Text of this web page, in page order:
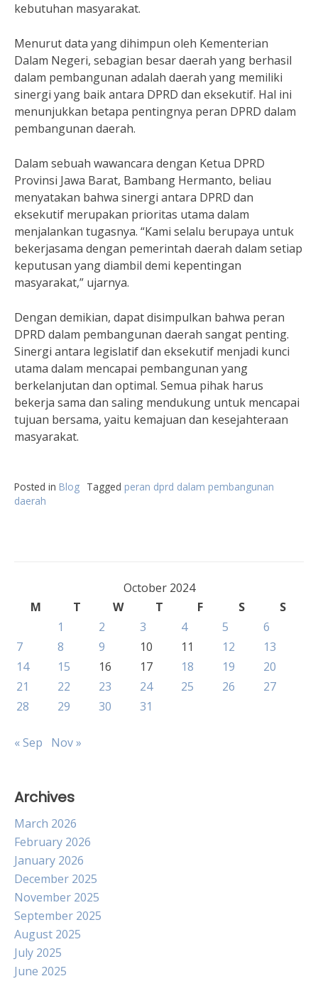
kebutuhan masyarakat.
Menurut data yang dihimpun oleh Kementerian
Dalam Negeri, sebagian besar daerah yang berhasil
dalam pembangunan adalah daerah yang memiliki
sinergi yang baik antara DPRD dan eksekutif. Hal ini
menunjukkan betapa pentingnya peran DPRD dalam
pembangunan daerah.
Dalam sebuah wawancara dengan Ketua DPRD
Provinsi Jawa Barat, Bambang Hermanto, beliau
menyatakan bahwa sinergi antara DPRD dan
eksekutif merupakan prioritas utama dalam
menjalankan tugasnya. “Kami selalu berupaya untuk
bekerjasama dengan pemerintah daerah dalam setiap
keputusan yang diambil demi kepentingan
masyarakat,” ujarnya.
Dengan demikian, dapat disimpulkan bahwa peran
DPRD dalam pembangunan daerah sangat penting.
Sinergi antara legislatif dan eksekutif menjadi kunci
utama dalam mencapai pembangunan yang
berkelanjutan dan optimal. Semua pihak harus
bekerja sama dan saling mendukung untuk mencapai
tujuan bersama, yaitu kemajuan dan kesejahteraan
masyarakat.
Posted in Blog Tagged peran dprd dalam pembangunan
daerah
October 2024
M
T W T F S
S
1
2 3 4 5
6
7
8 9 10 11 12
13
14
15 16 17 18 19
20
21
22 23 24 25 26
27
28
29 30 31
« Sep Nov »
Archives
March 2026
February 2026
January 2026
December 2025
November 2025
September 2025
August 2025
July 2025
June 2025